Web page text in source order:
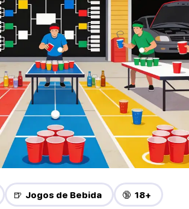
🍺 Jogos de Bebida 🔞 18+